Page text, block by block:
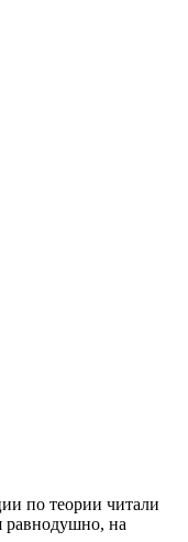
по теории читали
равнодушно, на